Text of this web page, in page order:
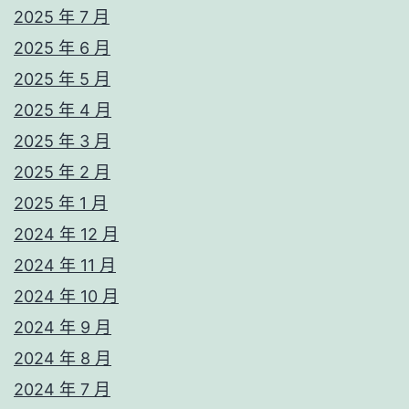
2025 年 7 月
2025 年 6 月
2025 年 5 月
2025 年 4 月
2025 年 3 月
2025 年 2 月
2025 年 1 月
2024 年 12 月
2024 年 11 月
2024 年 10 月
2024 年 9 月
2024 年 8 月
2024 年 7 月